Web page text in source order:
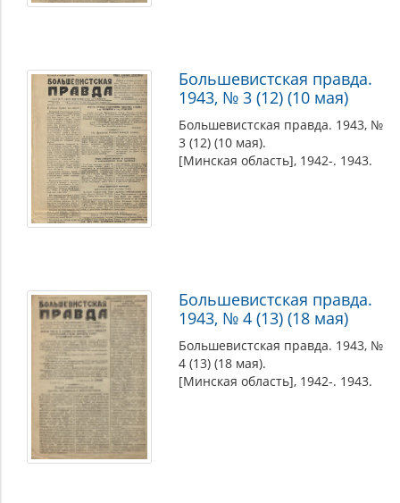
Большевистская правда.
1943, № 3 (12) (10 мая)
Большевистская правда. 1943, №
3 (12) (10 мая).
[Минская область], 1942-. 1943.
Большевистская правда.
1943, № 4 (13) (18 мая)
Большевистская правда. 1943, №
4 (13) (18 мая).
[Минская область], 1942-. 1943.